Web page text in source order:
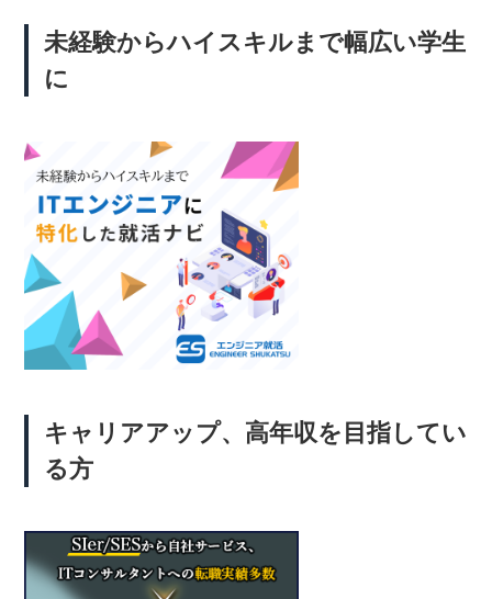
未経験からハイスキルまで幅広い学生
に
キャリアアップ、高年収を目指してい
る方